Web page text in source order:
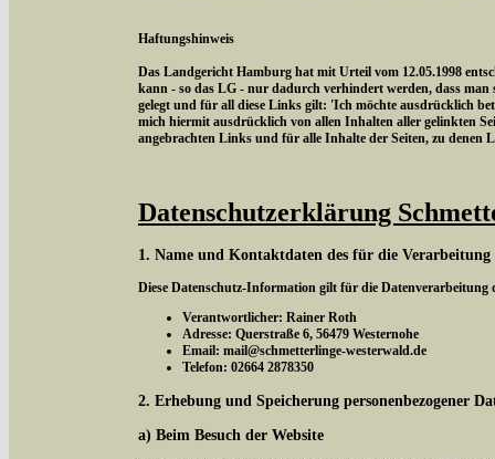
Haftungshinweis
Das Landgericht Hamburg hat mit Urteil vom 12.05.1998
kann - so das LG - nur dadurch verhindert werden, dass
gelegt und für all diese Links gilt: 'Ich möchte ausdrücklich
mich hiermit ausdrücklich von allen Inhalten aller gelinkten
angebrachten Links und für alle Inhalte der Seiten, zu denen
Datenschutzerklärung
1. Name und Kontaktdaten des für die
Diese Datenschutz-Information gilt für die Datenverarbeitung
Verantwortlicher: Rainer Roth
Adresse: Querstraße 6, 56479 Westernohe
Email: mail@schmetterlinge-westerwald.de
Telefon: 02664 2878350
2. Erhebung und Speicherung personenbezogener
a) Beim Besuch der Website